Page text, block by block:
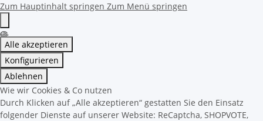
Zum Hauptinhalt springen Zum Menü springen
Alle akzeptieren
Konfigurieren
Ablehnen
Wie wir Cookies & Co nutzen
Durch Klicken auf „Alle akzeptieren“ gestatten Sie den Einsatz
folgender Dienste auf unserer Website: ReCaptcha, SHOPVOTE,